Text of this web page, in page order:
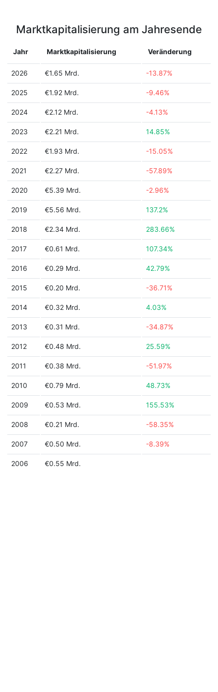
Marktkapitalisierung am Jahresende
Jahr Marktkapitalisierung Veränderung
2026 €1.65 Mrd. -13.87%
2025 €1.92 Mrd. -9.46%
2024 €2.12 Mrd. -4.13%
2023 €2.21 Mrd. 14.85%
2022 €1.93 Mrd. -15.05%
2021 €2.27 Mrd. -57.89%
2020 €5.39 Mrd. -2.96%
2019 €5.56 Mrd. 137.2%
2018 €2.34 Mrd. 283.66%
2017 €0.61 Mrd. 107.34%
2016 €0.29 Mrd. 42.79%
2015 €0.20 Mrd. -36.71%
2014 €0.32 Mrd. 4.03%
2013 €0.31 Mrd. -34.87%
2012 €0.48 Mrd. 25.59%
2011 €0.38 Mrd. -51.97%
2010 €0.79 Mrd. 48.73%
2009 €0.53 Mrd. 155.53%
2008 €0.21 Mrd. -58.35%
2007 €0.50 Mrd. -8.39%
2006 €0.55 Mrd.